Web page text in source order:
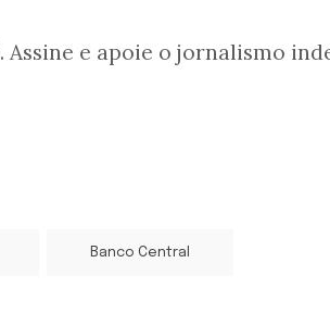
. Assine e apoie o jornalismo
Banco Central